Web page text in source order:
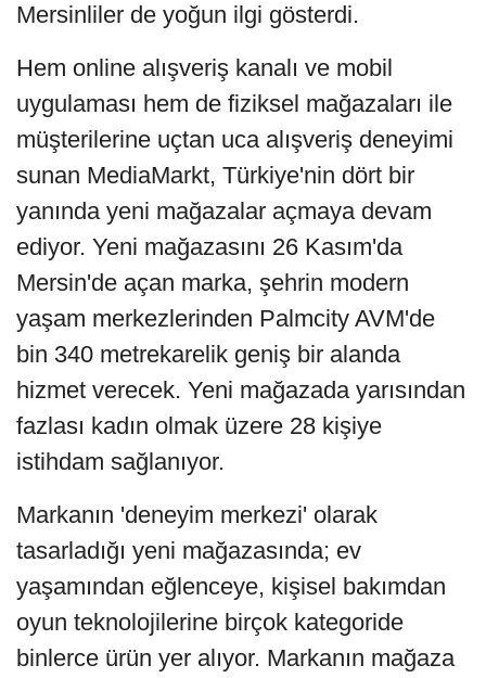
Mersinliler de yoğun ilgi gösterdi.
Hem online alışveriş kanalı ve mobil
uygulaması hem de fiziksel mağazaları ile
müşterilerine uçtan uca alışveriş deneyimi
sunan MediaMarkt, Türkiye'nin dört bir
yanında yeni mağazalar açmaya devam
ediyor. Yeni mağazasını 26 Kasım'da
Mersin'de açan marka, şehrin modern
yaşam merkezlerinden Palmcity AVM'de
bin 340 metrekarelik geniş bir alanda
hizmet verecek. Yeni mağazada yarısından
fazlası kadın olmak üzere 28 kişiye
istihdam sağlanıyor.
Markanın 'deneyim merkezi' olarak
tasarladığı yeni mağazasında; ev
yaşamından eğlenceye, kişisel bakımdan
oyun teknolojilerine birçok kategoride
binlerce ürün yer alıyor. Markanın mağaza